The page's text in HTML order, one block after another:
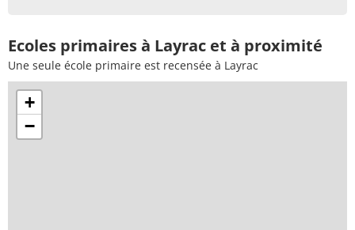
Ecoles primaires à Layrac et à proximité
Une seule école primaire est recensée à Layrac
+
−